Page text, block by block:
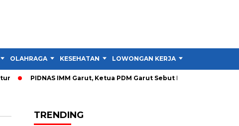
OLAHRAGA KESEHATAN LOWONGAN KERJA
PIDNAS IMM Garut, Ketua PDM Garut Sebut RTL Lebih Penting
TRENDING